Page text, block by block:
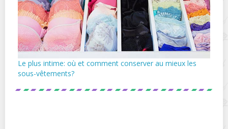
Le plus intime: où et comment conserver au mieux les
sous-vêtements?